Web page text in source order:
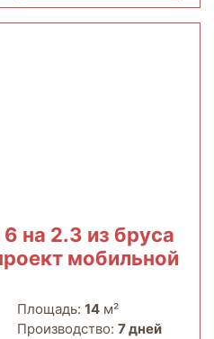
на 2.3 из бруса
мобильной
Площадь: 14 м²
Производство: 7 дней